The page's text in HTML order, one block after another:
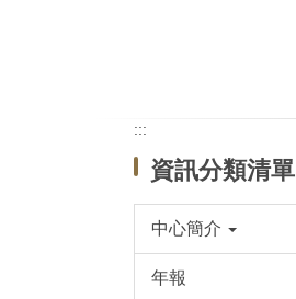
:::
資訊分類清單
中心簡介
年報